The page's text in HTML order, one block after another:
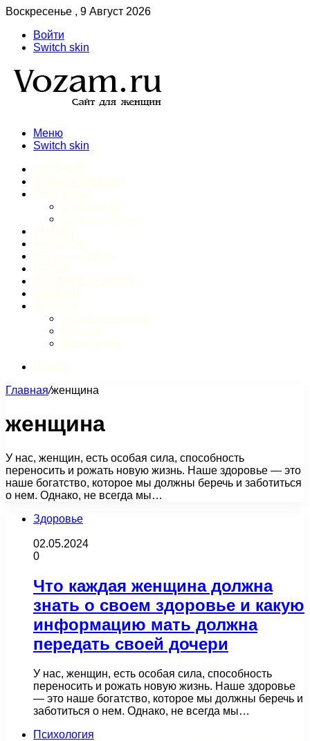
Воскресенье , 9 Август 2026
Войти
Switch skin
Меню
Switch skin
Главная/женщина
женщина
У нас, женщин, есть особая сила, способность
переносить и рожать новую жизнь. Наше здоровье — это
наше богатство, которое мы должны беречь и заботиться
о нем. Однако, не всегда мы…
Здоровье
02.05.2024
0
Что каждая женщина должна
знать о своем здоровье и какую
информацию мать должна
передать своей дочери
У нас, женщин, есть особая сила, способность
переносить и рожать новую жизнь. Наше здоровье
— это наше богатство, которое мы должны беречь и
заботиться о нем. Однако, не всегда мы…
Психология